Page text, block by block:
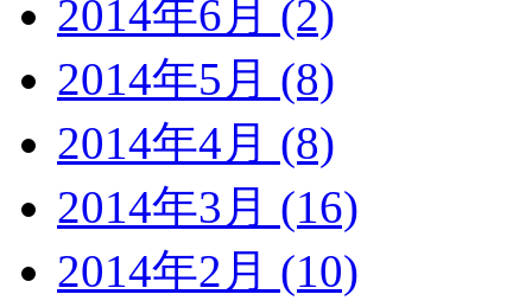
2014年6月 (2)
2014年5月 (8)
2014年4月 (8)
2014年3月 (16)
2014年2月 (10)